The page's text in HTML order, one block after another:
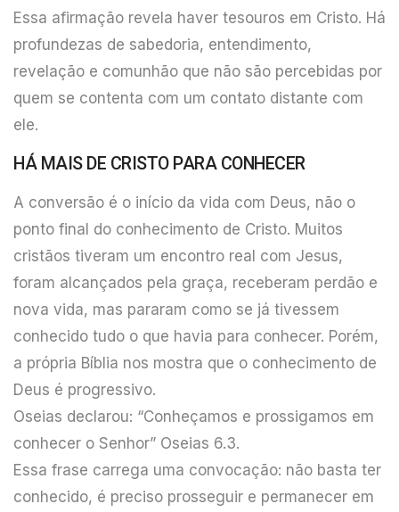
Essa afirmação revela haver tesouros em Cristo. Há
profundezas de sabedoria, entendimento,
revelação e comunhão que não são percebidas por
quem se contenta com um contato distante com
ele.
HÁ MAIS DE CRISTO PARA CONHECER
A conversão é o início da vida com Deus, não o
ponto final do conhecimento de Cristo. Muitos
cristãos tiveram um encontro real com Jesus,
foram alcançados pela graça, receberam perdão e
nova vida, mas pararam como se já tivessem
conhecido tudo o que havia para conhecer. Porém,
a própria Bíblia nos mostra que o conhecimento de
Deus é progressivo.
Oseias declarou: “Conheçamos e prossigamos em
conhecer o Senhor” Oseias 6.3.
Essa frase carrega uma convocação: não basta ter
conhecido, é preciso prosseguir e permanecer em